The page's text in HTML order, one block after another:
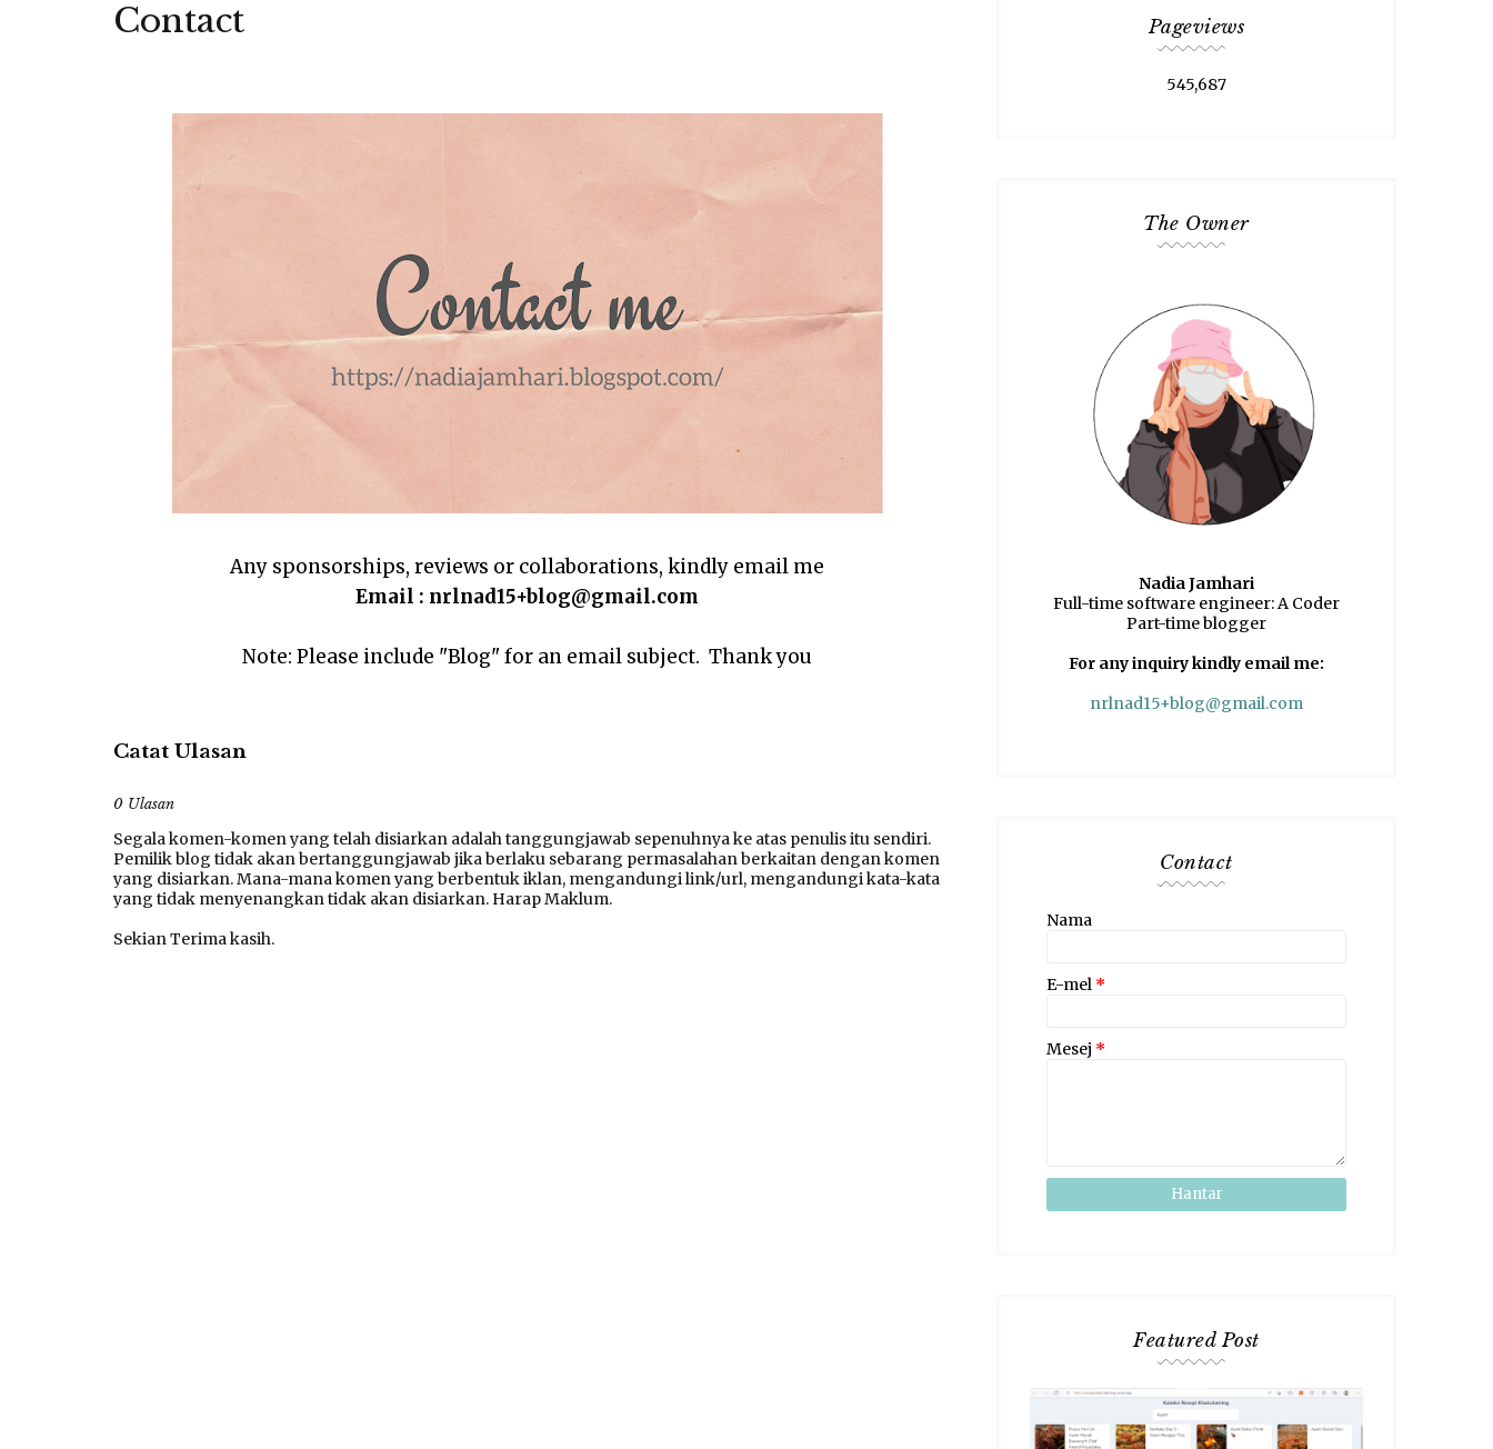
Contact
Any sponsorships, reviews or collaborations, kindly email me
Email : nrlnad15+blog@gmail.com
Note: Please include "Blog" for an email subject. Thank you
Catat Ulasan
0 Ulasan
Segala komen-komen yang telah disiarkan adalah tanggungjawab sepenuhnya ke atas penulis itu sendiri.
Pemilik blog tidak akan bertanggungjawab jika berlaku sebarang permasalahan berkaitan dengan komen
yang disiarkan. Mana-mana komen yang berbentuk iklan, mengandungi link/url, mengandungi kata-kata
yang tidak menyenangkan tidak akan disiarkan. Harap Maklum.
Sekian Terima kasih.
Pageviews
545,687
The Owner
Nadia Jamhari
Full-time software engineer: A Coder
Part-time blogger
For any inquiry kindly email me:
nrlnad15+blog@gmail.com
Contact
Nama
E-mel *
Mesej *
Featured Post